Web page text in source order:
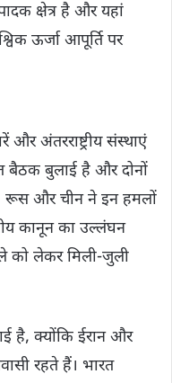
क्षेत्र है और यहां
ऊर्जा आपूर्ति पर
अंतरराष्ट्रीय संस्थाएं
बैठक बुलाई है और दोनों
रूस और चीन ने इन हमलों
कानून का उल्लंघन
को लेकर मिली-जुली
है, क्योंकि ईरान और
रहते हैं। भारत